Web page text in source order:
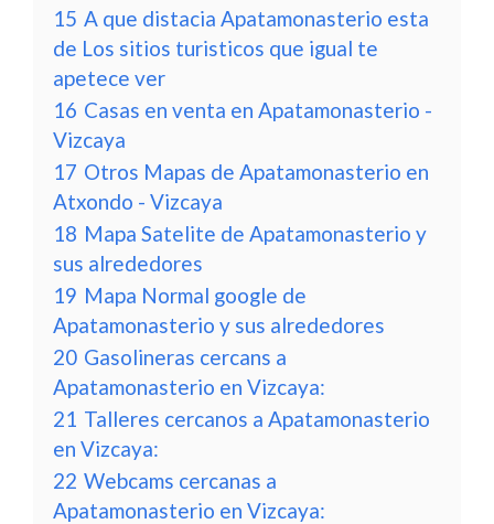
15 A que distacia Apatamonasterio esta
de Los sitios turisticos que igual te
apetece ver
16 Casas en venta en Apatamonasterio -
Vizcaya
17 Otros Mapas de Apatamonasterio en
Atxondo - Vizcaya
18 Mapa Satelite de Apatamonasterio y
sus alrededores
19 Mapa Normal google de
Apatamonasterio y sus alrededores
20 Gasolineras cercans a
Apatamonasterio en Vizcaya:
21 Talleres cercanos a Apatamonasterio
en Vizcaya:
22 Webcams cercanas a
Apatamonasterio en Vizcaya: